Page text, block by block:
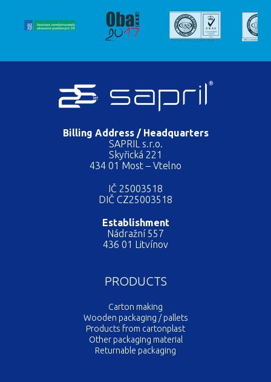
Billing Address / Headquarters
SAPRIL s.r.o.
Skyřická 221
434 01 Most – Vtelno
IČ 25003518
DIČ CZ25003518
Establishment
Nádražní 557
436 01 Litvínov
PRODUCTS
Carton making
Wooden packaging / pallets
Products from cartonplast
Other packaging material
Returnable packaging